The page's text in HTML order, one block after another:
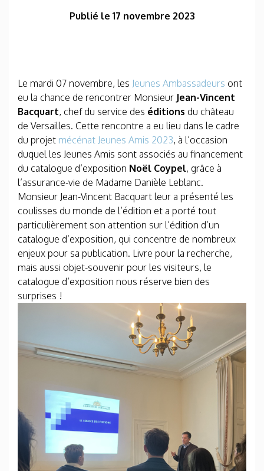
Publié le 17 novembre 2023
Le mardi 07 novembre, les Jeunes Ambassadeurs ont
eu la chance de rencontrer Monsieur Jean-Vincent
Bacquart, chef du service des éditions du château
de Versailles. Cette rencontre a eu lieu dans le cadre
du projet mécénat Jeunes Amis 2023, à l’occasion
duquel les Jeunes Amis sont associés au financement
du catalogue d’exposition Noël Coypel, grâce à
l’assurance-vie de Madame Danièle Leblanc.
Monsieur Jean-Vincent Bacquart leur a présenté les
coulisses du monde de l’édition et a porté tout
particulièrement son attention sur l’édition d’un
catalogue d’exposition, qui concentre de nombreux
enjeux pour sa publication. Livre pour la recherche,
mais aussi objet-souvenir pour les visiteurs, le
catalogue d’exposition nous réserve bien des
surprises !